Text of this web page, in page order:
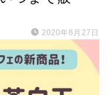
2020年8月27日